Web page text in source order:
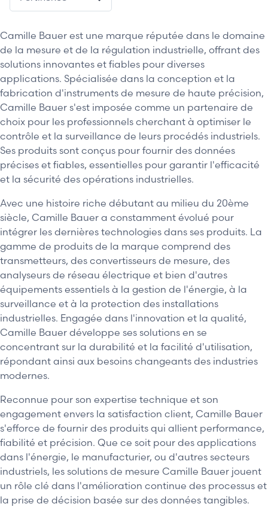
Camille Bauer est une marque réputée dans le domaine
de la mesure et de la régulation industrielle, offrant des
solutions innovantes et fiables pour diverses
applications. Spécialisée dans la conception et la
fabrication d'instruments de mesure de haute précision,
Camille Bauer s'est imposée comme un partenaire de
choix pour les professionnels cherchant à optimiser le
contrôle et la surveillance de leurs procédés industriels.
Ses produits sont conçus pour fournir des données
précises et fiables, essentielles pour garantir l'efficacité
et la sécurité des opérations industrielles.
Avec une histoire riche débutant au milieu du 20ème
siècle, Camille Bauer a constamment évolué pour
intégrer les dernières technologies dans ses produits. La
gamme de produits de la marque comprend des
transmetteurs, des convertisseurs de mesure, des
analyseurs de réseau électrique et bien d'autres
équipements essentiels à la gestion de l'énergie, à la
surveillance et à la protection des installations
industrielles. Engagée dans l'innovation et la qualité,
Camille Bauer développe ses solutions en se
concentrant sur la durabilité et la facilité d'utilisation,
répondant ainsi aux besoins changeants des industries
modernes.
Reconnue pour son expertise technique et son
engagement envers la satisfaction client, Camille Bauer
s'efforce de fournir des produits qui allient performance,
fiabilité et précision. Que ce soit pour des applications
dans l'énergie, le manufacturier, ou d'autres secteurs
industriels, les solutions de mesure Camille Bauer jouent
un rôle clé dans l'amélioration continue des processus et
la prise de décision basée sur des données tangibles.